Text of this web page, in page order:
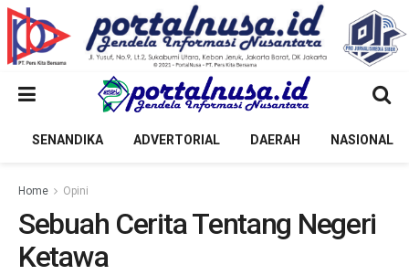
SENANDIKA ADVERTORIAL DAERAH NASIONAL
Home Opini
Sebuah Cerita Tentang Negeri
Ketawa